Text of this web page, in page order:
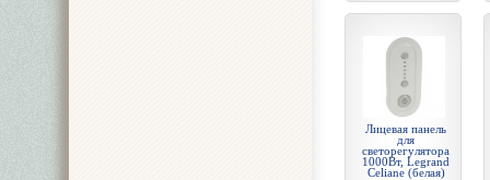
Лицевая панель
для
светорегулятора
1000Вт, Legrand
Celiane (белая)